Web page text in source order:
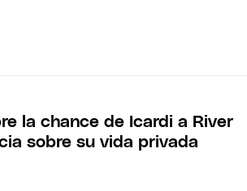
la chance de Icardi a River
sobre su vida privada